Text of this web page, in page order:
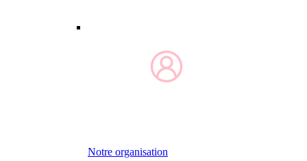
Notre organisation